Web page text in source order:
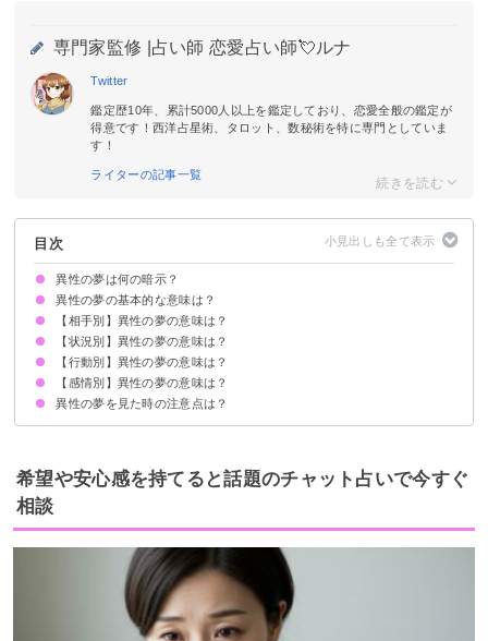
専門家監修 | 占い師 恋愛占い師💘ルナ
Twitter
鑑定歴10年、累計5000人以上を鑑定しており、恋愛全般の鑑定が
得意です！西洋占星術、タロット、数秘術を特に専門としていま
す！
ライターの記事一覧
目次
異性の夢は何の暗示？
異性の夢の基本的な意味は？
理想の相手を表す
状況によって意味が決まる
【相手別】異性の夢の意味は？
異性の友達の夢【願望夢】
知らない異性の夢【吉夢】
知り合いの異性の夢【願望夢】
たくさんの異性の夢【願望夢】
異性の同級生の夢【願望夢】
異性が元彼の夢【凶夢】
【状況別】異性の夢の意味は？
異性とお風呂に入る夢【願望夢】
異性に好かれる夢【吉夢】
異性と一緒に寝る夢【警告夢】
異性と密着する夢【吉夢】
異性から体を求められる夢【願望夢】
異性に抱っこされる夢【吉夢】
異性と坂道にいる夢【吉夢】
異性が隣の席に座る【願望夢】
異性と手をつなぐ夢【願望夢】
異性と遊ぶ夢【吉夢】
異性に褒められる夢【願望夢】
異性と喧嘩する夢【逆夢】
異性とキスをする夢【警告夢】
【行動別】異性の夢の意味は？
異性と話す夢【願望夢】
異性と手を繋ぐ夢【願望夢】
異性とイチャイチャする夢【吉夢】
異性とデートする夢【吉夢】
異性から告白される・する夢【吉夢・願望夢】
異性が寝ている夢【凶夢】
異性から電話がかかってくる夢【願望夢】
異性に甘えられる夢【吉夢】
異性に甘える夢【願望夢】
異性に守られる夢【吉夢】
異性を守る夢【願望夢】
異性に手を振られる夢【吉夢】
異性に挨拶される夢【吉夢】
【感情別】異性の夢の意味は？
異性が出てきて心地いい夢【吉夢】
異性が出てきて楽しい夢【吉夢】
異性が出てきて悲しい夢【警告夢】
異性の夢を見た時の注意点は？
吉夢なら人に話さない
警告夢や凶夢の内容を人に話す
希望や安心感を持てると話題のチャット占いで今すぐ
相談